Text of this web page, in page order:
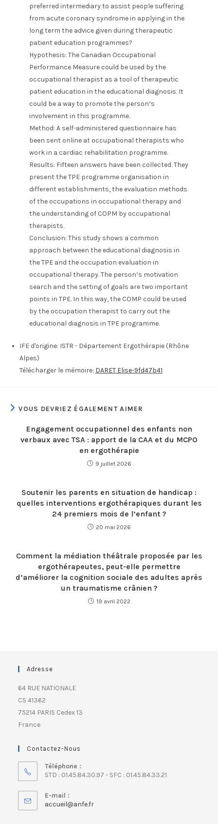
preferred intermediary to assist people suffering
from acute coronary syndrome in applying in the
long term the advice given during therapeutic
patient education programmes?
Hypothesis: The Canadian Occupational
Performance Measure could be used by the
occupational therapist as a tool of therapeutic
patient education in the educational diagnosis. It
could be a way to promote the person’s
involvement in this programme.
Method: A self-administered questionnaire has
been sent online at occupational therapists who
work in a cardiac rehabilitation programme.
Results: Fifteen answers have been collected. They
present the TPE programme organisation in
different establishments, the evaluation methods
of the occupations in occupational therapy and
the understanding of COPM by occupational
therapists.
Conclusion: This study shows a common
approach between the educational diagnosis in
the TPE and the occupation evaluation in
occupational therapy. The person’s motivation
search and the setting of goals are two important
points in TPE. In this way, the COMP could be used
by the occupation therapist to carry out the
educational diagnosis in TPE programme.
IFE d'origine: ISTR - Département Ergothérapie (Rhône
Alpes)
Télécharger le mémoire: DARET Elise-9fd47b41
VOUS DEVRIEZ ÉGALEMENT AIMER
Engagement occupationnel des enfants non
verbaux avec TSA : apport de la CAA et du MCPO
en ergothérapie
9 juillet 2026
Soutenir les parents en situation de handicap :
quelles interventions ergothérapiques durant les
24 premiers mois de l’enfant ?
20 mai 2026
Comment la médiation théâtrale proposée par les
ergothérapeutes, peut-elle permettre
d’améliorer la cognition sociale des adultes après
un traumatisme crânien ?
19 avril 2022
Adresse
64 RUE NATIONALE
CS 41362
75214 PARIS Cedex 13
France
Contactez-Nous
Téléphone :
STD : 01.45.84.30.97 - SFC : 01.45.84.33.21
E-mail :
accueil@anfe.fr